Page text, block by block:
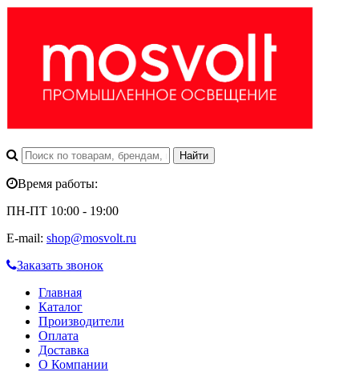
Время работы:
ПН-ПТ 10:00 - 19:00
E-mail: shop@mosvolt.ru
Заказать звонок
Главная
Каталог
Производители
Оплата
Доставка
О Компании